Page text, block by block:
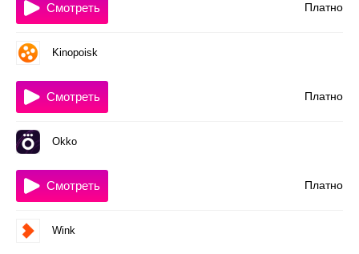
Платно
Смотреть
Kinopoisk
Платно
Смотреть
Okko
Платно
Смотреть
Wink